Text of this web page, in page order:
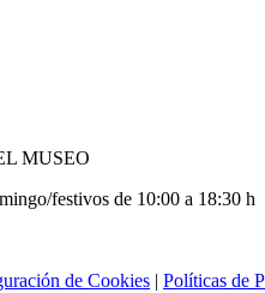
MUSEO
festivos de 10:00 a 18:30 h
de Cookies | Políticas de